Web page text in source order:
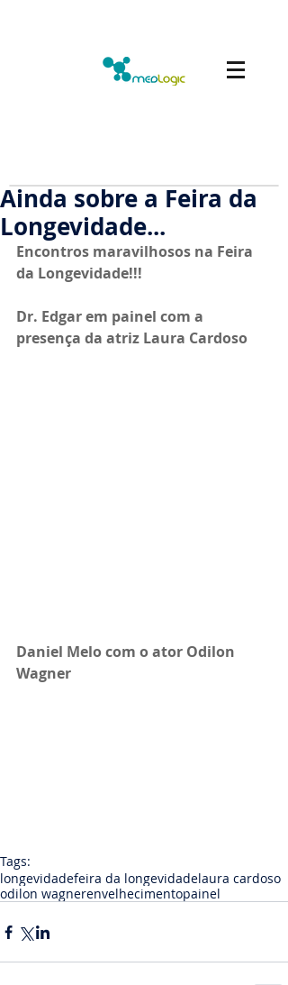
Ainda sobre a Feira da
Longevidade...
Encontros maravilhosos na Feira
da Longevidade!!!
Dr. Edgar em painel com a
presença da atriz Laura Cardoso
Daniel Melo com o ator Odilon
Wagner
Tags:
longevidadefeira da longevidadelaura cardoso
odilon wagnerenvelhecimentopainel